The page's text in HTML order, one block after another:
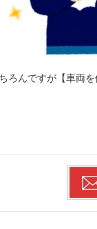
ろんですが【車両